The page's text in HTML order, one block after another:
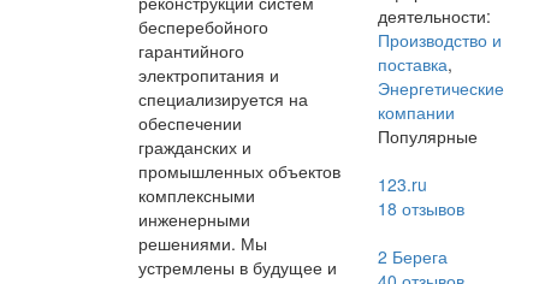
бесперебойного
гарантийного
электропитания и
специализируется на
обеспечении
гражданских и
промышленных объектов
комплексными
инженерными
решениями. Мы
устремлены в будущее и
деятельности:
Производство и
поставка,
Энергетические
компании
Популярные
123.ru
18 отзывов
2 Берега